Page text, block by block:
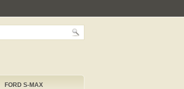
FORD S-MAX